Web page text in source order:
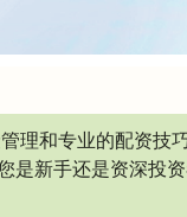
理和专业的配资技
是新手还是资深投